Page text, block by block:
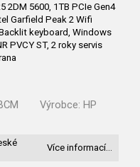
2DM 5600, 1TB PCIe Gen4
Garfield Peak 2 Wifi
Backlit keyboard, Windows
PVCY ST, 2 roky servis
Výrobce: HP
Více informací…